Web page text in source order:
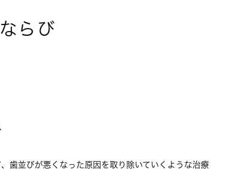
らび
歯並びが悪くなった原因を取り除いていくような治療